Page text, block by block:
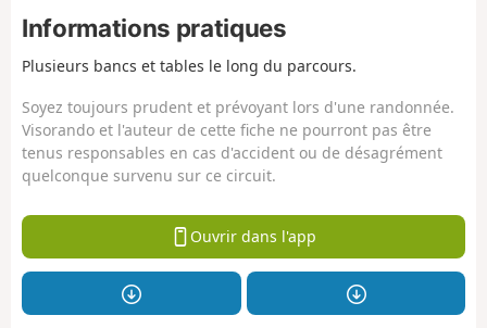
Informations pratiques
Plusieurs bancs et tables le long du parcours.
Soyez toujours prudent et prévoyant lors d'une randonnée.
Visorando et l'auteur de cette fiche ne pourront pas être
tenus responsables en cas d'accident ou de désagrément
quelconque survenu sur ce circuit.
Ouvrir dans l'app